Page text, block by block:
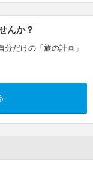
んか？
だけの「旅の計画」